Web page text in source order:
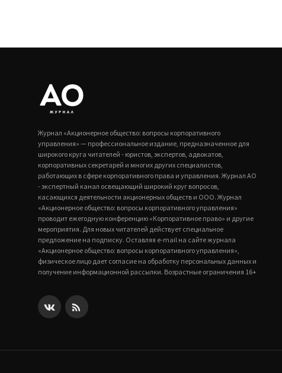
Журнал «Акционерное общество: вопросы корпоративного
управления» — профессиональное издание, предназначенное для
широкого круга читателей - юристов, экспертов, адвокатов,
корпоративных секретарей и многих других специалистов,
работающих в сфере корпоративного права и управления. Журнал АО
- экспертный канал освещающий широкий круг вопросов,
касающихся деятельности акционерных обществ и ООО. Журнал
«Акционерное общество: вопросы корпоративного управления»
проводит ежегодную конференцию «Корпоративное право» и другие
мероприятия. Для новых читателей действует специальное
предложение на подписку. Оставляя e-mail на сайте журнала
«Акционерное общество: вопросы корпоративного управления»,
физическое лицо дает согласие на обработку персональных данных и
получение информационной рассылки. Возрастные ограничения 16+